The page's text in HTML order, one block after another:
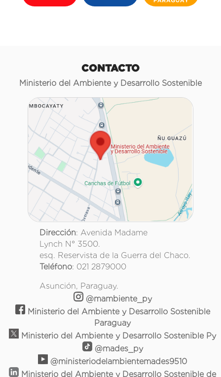
CONTACTO
Ministerio del Ambiente y Desarrollo Sostenible
Dirección: Avenida Madame
Lynch N° 3500.
esq. Reservista de la Guerra del Chaco.
Teléfono: 021 2879000
Asunción, Paraguay.
@mambiente_py
Ministerio del Ambiente y Desarrollo Sostenible
Paraguay
Ministerio del Ambiente y Desarrollo Sostenible Py
@mades_py
@ministeriodelambientemades9510
Ministerio del Ambiente y Desarrollo Sostenible de